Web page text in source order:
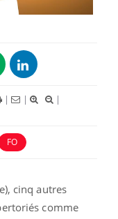
| |
|
FO
cinq autres
comme